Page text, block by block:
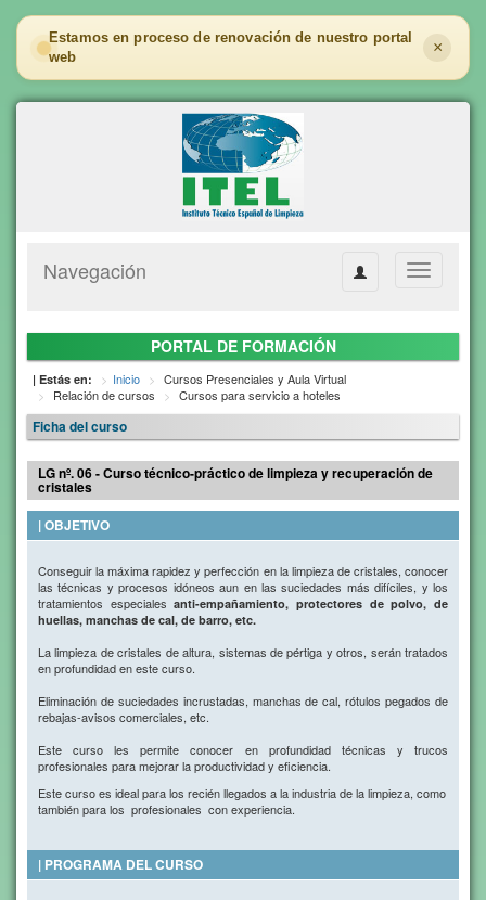
Estamos en proceso de renovación de nuestro portal
web
×
Toggle
Navegación
PORTAL DE FORMACIÓN
| Estás en: Inicio
Cursos Presenciales y Aula Virtual
Relación de cursos
Cursos para servicio a hoteles
Ficha del curso
LG nº. 06 - Curso técnico-práctico de limpieza y recuperación de
cristales
| OBJETIVO
Conseguir la máxima rapidez y perfección en la limpieza de cristales, conocer
las técnicas y procesos idóneos aun en las suciedades más difíciles, y los
tratamientos especialesanti-empañamiento, protectores de polvo, de
huellas, manchas de cal, de barro, etc.
La limpieza de cristales de altura, sistemas de pértiga y otros, serán tratados
en profundidad en este curso.
Eliminación de suciedades incrustadas, manchas de cal, rótulos pegados de
rebajas-avisos comerciales, etc.
Este curso les permite conocer en profundidad técnicas y trucos
profesionales para mejorar la productividad y eficiencia.
Este curso es ideal para los recién llegados a la industria de la limpieza, como
también para los profesionales con experiencia.
| PROGRAMA DEL CURSO